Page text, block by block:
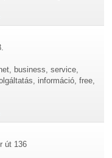
business, service,
információ, free,
út 136